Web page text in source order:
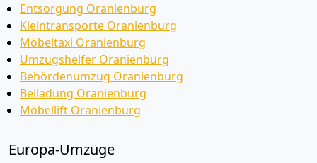
Entsorgung Oranienburg
Kleintransporte Oranienburg
Möbeltaxi Oranienburg
Umzugshelfer Oranienburg
Behördenumzug Oranienburg
Beiladung Oranienburg
Möbellift Oranienburg
Europa-Umzüge